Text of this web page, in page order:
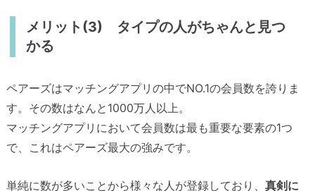
メリット(3) タイプの人がちゃんと見つ
かる
ペアーズはマッチングアプリの中でNO.1の会員数を誇りま
す。その数はなんと1000万人以上。
マッチングアプリにおいて会員数は最も重要な要素の1つ
で、これはペアーズ最大の強みです。
単純に数が多いことから様々な人が登録しており、 真剣に